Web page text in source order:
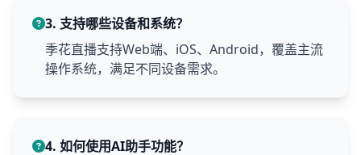
3. 支持哪些设备和系统？
季花直播支持Web端、iOS、Android，覆盖主流
操作系统，满足不同设备需求。
4. 如何使用AI助手功能？